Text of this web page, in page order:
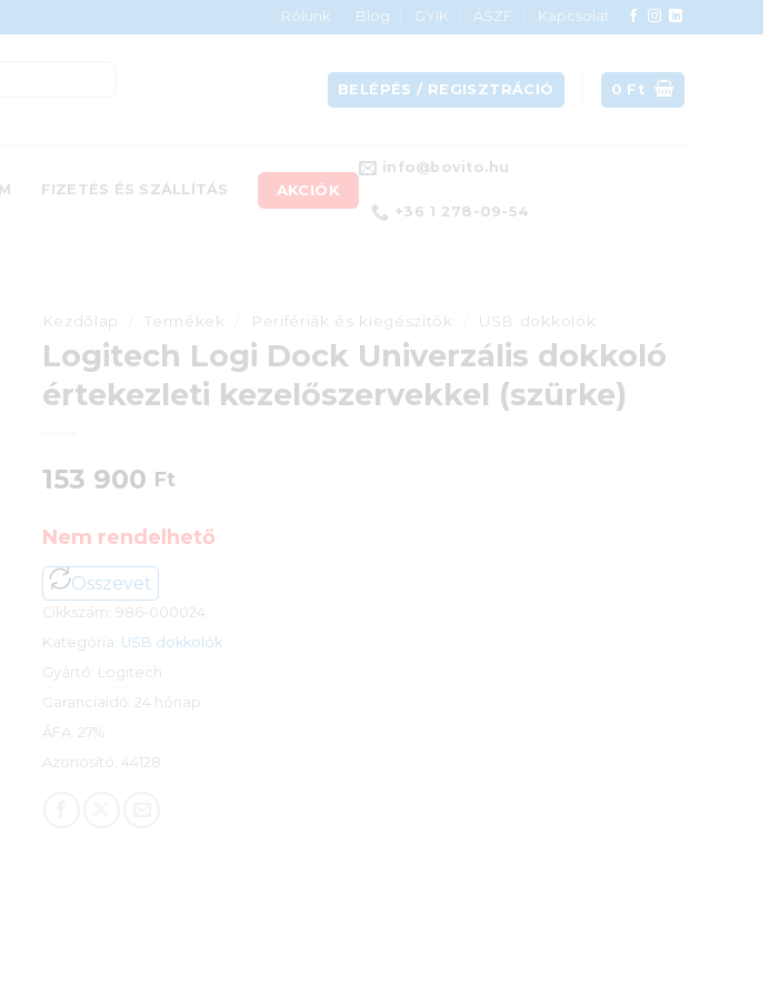
Rólunk Blog GYIK ÁSZF
Kapcsolat
BELÉPÉS / REGISZTRÁCIÓ 0 Ft
FIZETÉS ÉS SZÁLLÍTÁS AKCIÓK
info@bovito.hu
+36 1 278-09-54
Kezdőlap Termékek Perifériák és kiegészítők USB dokkolók
Logitech Logi Dock Univerzális dokkoló
értekezleti kezelőszervekkel (szürke)
153 900 Ft
Nem rendelhető
Összevet
Cikkszám: 986-000024
Kategória: USB dokkolók
Gyártó: Logitech
Garanciaidő: 24 hónap
ÁFA: 27%
Azonosító: 44128